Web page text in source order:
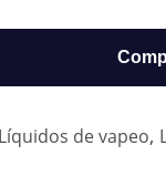
Líquidos de vapeo,